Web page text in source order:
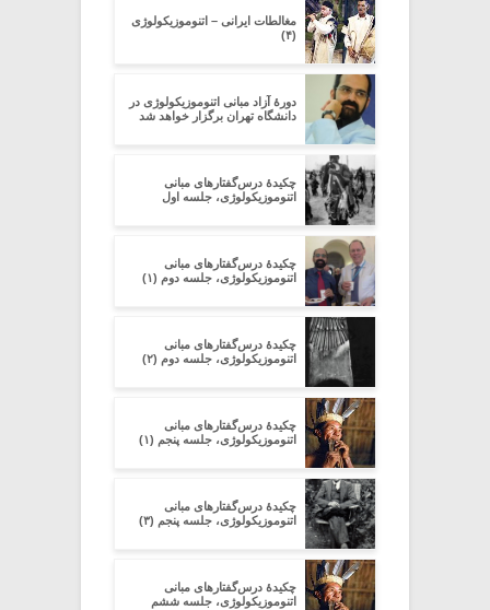
مغالطات ایرانی – اتنوموزیکولوژی
(۴)
دورۀ آزاد مبانی اتنوموزیکولوژی در
دانشگاه تهران برگزار خواهد شد
چکیدۀ درس‌گفتارهای مبانی
اتنوموزیکولوژی، جلسه اول
چکیدۀ درس‌گفتارهای مبانی
اتنوموزیکولوژی، جلسه دوم (۱)
چکیدۀ درس‌گفتارهای مبانی
اتنوموزیکولوژی، جلسه دوم (۲)
چکیدۀ درس‌گفتارهای مبانی
اتنوموزیکولوژی، جلسه پنجم (۱)
چکیدۀ درس‌گفتارهای مبانی
اتنوموزیکولوژی، جلسه پنجم (۳)
چکیدۀ درس‌گفتارهای مبانی
اتنوموزیکولوژی، جلسه ششم